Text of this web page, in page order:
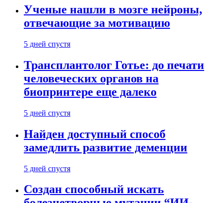
Ученые нашли в мозге нейроны,
отвечающие за мотивацию
5 дней спустя
Трансплантолог Готье: до печати
человеческих органов на
биопринтере еще далеко
5 дней спустя
Найден доступный способ
замедлить развитие деменции
5 дней спустя
Создан способный искать